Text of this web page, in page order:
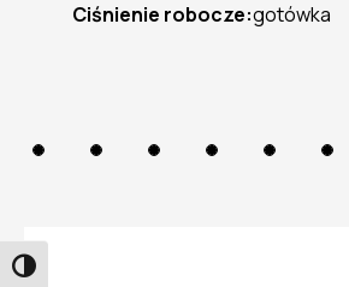
PRZEŁĄCZANIE WYSOKIEGO KONTRASTU
Ciśnienie robocze:gotówka